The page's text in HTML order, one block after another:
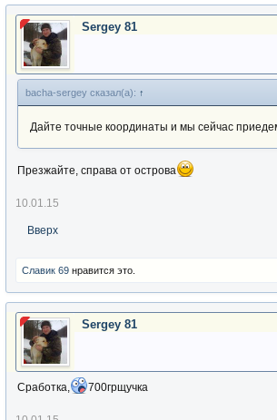
Sergey 81
bacha-sergey сказал(а): ↑
Дайте точные координаты и мы сейчас
Презжайте, справа от острова
10.01.15
Вверх
Славик 69 нравится это.
Sergey 81
Сработка, 700грщучка